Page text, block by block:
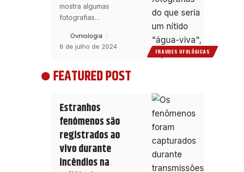
FRAUDES UFOLÓGICAS
mostra algumas
fotografias…
Ovniologia
6 de julho de 2024
FEATURED POST
Estranhos
fenômenos são
registrados ao
vivo durante
incêndios na